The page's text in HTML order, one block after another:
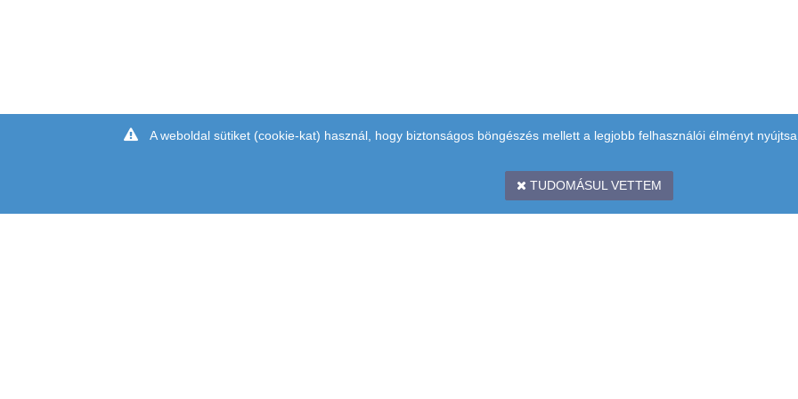
A weboldal sütiket (cookie-kat) használ, hogy biztonságos böngészés mellett a legjobb felhasználói élményt
TUDOMÁSUL VETTEM